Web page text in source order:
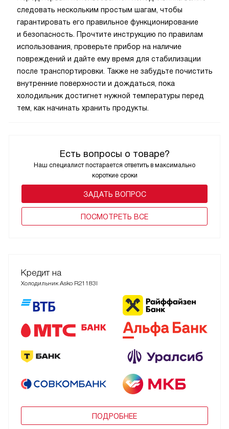
Есть вопросы о товаре?
Наш специалист постарается ответить в максимально
короткие сроки
ЗАДАТЬ ВОПРОС
ПОCМОТРЕТЬ ВСЕ
следовать нескольким простым шагам, чтобы
гарантировать его правильное функционирование
и безопасность. Прочтите инструкцию по правилам
использования, проверьте прибор на наличие
повреждений и дайте ему время для стабилизации
после транспортировки. Также не забудьте почистить
внутренние поверхности и дождаться, пока
холодильник достигнет нужной температуры перед
тем, как начинать хранить продукты.
Кредит на
Холодильник Asko R21183I
ПОДРОБНЕЕ